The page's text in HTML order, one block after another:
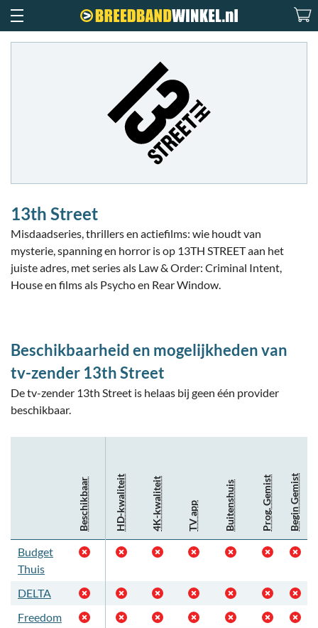
13th Street
Misdaadseries, thrillers en actiefilms: wie houdt van
mysterie, spanning en horror is op 13TH STREET aan het
juiste adres, met series als Law & Order: Criminal Intent,
House en films als Psycho en Rear Window.
Beschikbaarheid en mogelijkheden van
tv-zender 13th Street
De tv-zender 13th Street is helaas bij geen één provider
beschikbaar.
Beschikbaar HD-kwaliteit 4K-kwaliteit TV app Buitenshuis Prog. Gemist Begin Gemist
Budget
Thuis
DELTA
Freedom